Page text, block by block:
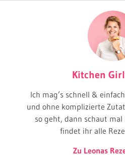
Kitchen
Ich mag’s schnell &
und ohne komplizierte
so geht, dann schaut
findet ihr alle
Zu Leonas